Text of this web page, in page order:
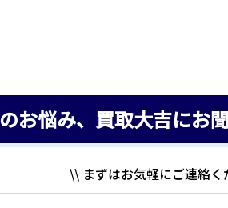
お悩み、買取大吉にお
\\ まずはお気軽にご連絡